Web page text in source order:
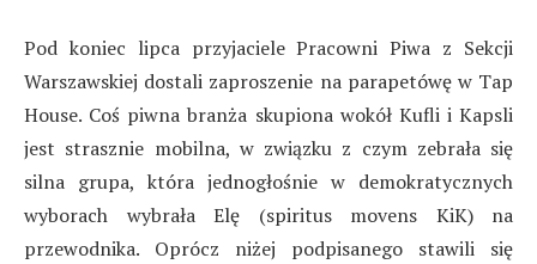
Pod koniec lipca przyjaciele Pracowni Piwa z Sekcji
Warszawskiej dostali zaproszenie na parapetówę w Tap
House. Coś piwna branża skupiona wokół Kufli i Kapsli
jest strasznie mobilna, w związku z czym zebrała się
silna grupa, która jednogłośnie w demokratycznych
wyborach wybrała Elę (spiritus movens KiK) na
przewodnika. Oprócz niżej podpisanego stawili się